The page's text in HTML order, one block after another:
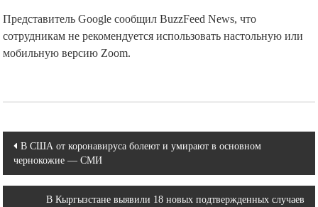
Представитель Google сообщил BuzzFeed News, что
сотрудникам не рекомендуется использовать настольную или
мобильную версию Zoom.
Навигация
по
записям
В США от коронавируса болеют и умирают в основном
чернокожие — СМИ
В Кыргызстане выявили 18 новых подтвержденных случаев